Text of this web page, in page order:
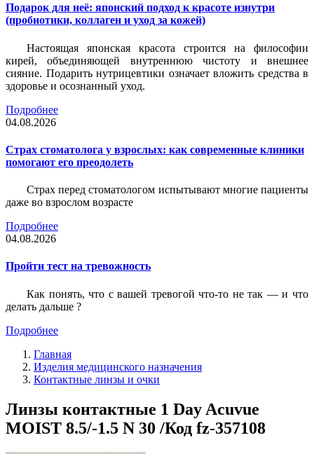
Подарок для неё: японский подход к красоте изнутри
(пробиотики, коллаген и уход за кожей)
Настоящая японская красота строится на философии
кирей, объединяющей внутреннюю чистоту и внешнее
сияние. Подарить нутрицевтики означает вложить средства в
здоровье и осознанный уход.
Подробнее
04.08.2026
Страх стоматолога у взрослых: как современные клиники
помогают его преодолеть
Страх перед стоматологом испытывают многие пациенты
даже во взрослом возрасте
Подробнее
04.08.2026
Пройти тест на тревожность
Как понять, что с вашей тревогой что-то не так — и что
делать дальше ?
Подробнее
Главная
Изделия медицинского назначения
Контактные линзы и очки
Линзы контактные 1 Day Acuvue
MOIST 8.5/-1.5 N 30 /Код fz-357108